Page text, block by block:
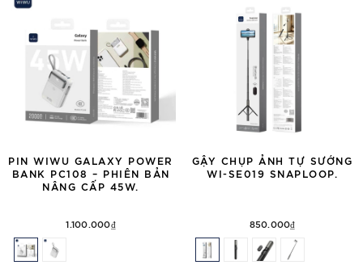
PIN WIWU GALAXY POWER
BANK PC108 – PHIÊN BẢN
NÂNG CẤP 45W.
1.100.000₫
GẬY CHỤP ẢNH TỰ SƯỚNG
WI-SE019 SNAPLOOP.
850.000₫